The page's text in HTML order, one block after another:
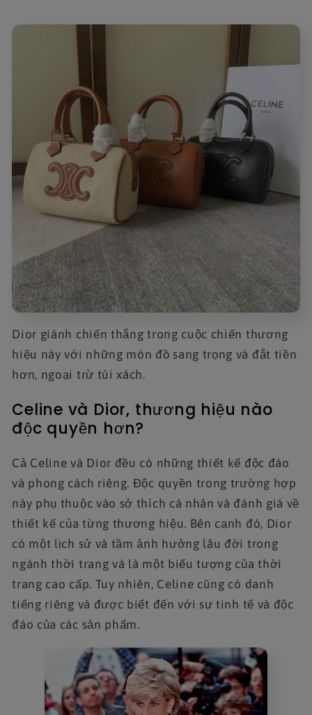
Dior giành chiến thắng trong cuộc chiến thương
hiệu này với những món đồ sang trọng và đắt tiền
hơn, ngoại trừ túi xách.
Celine và Dior, thương hiệu nào
độc quyền hơn?
Cả Celine và Dior đều có những thiết kế độc đáo
và phong cách riêng. Độc quyền trong trường hợp
này phụ thuộc vào sở thích cá nhân và đánh giá về
thiết kế của từng thương hiệu. Bên cạnh đó, Dior
có một lịch sử và tầm ảnh hưởng lâu đời trong
ngành thời trang và là một biểu tượng của thời
trang cao cấp. Tuy nhiên, Celine cũng có danh
tiếng riêng và được biết đến với sự tinh tế và độc
đáo của các sản phẩm.